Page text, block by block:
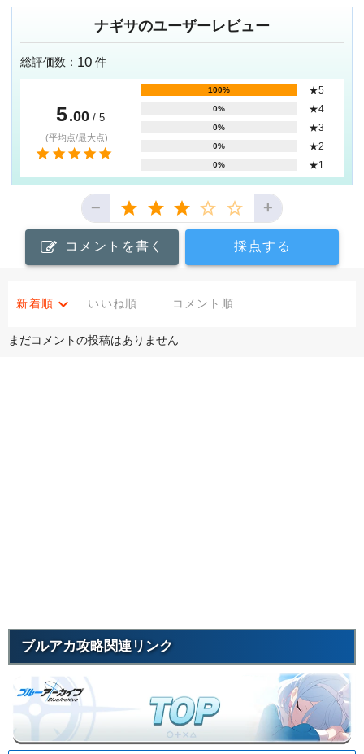
ナギサのユーザーレビュー
総評価数： 10 件
5.00/ 5
(平均点/最大点)
100% ★5
0% ★4
0% ★3
0% ★2
0% ★1
− +
コメントを書く 採点する
新着順 いいね順 コメント順
まだコメントの投稿はありません
ブルアカ攻略関連リンク